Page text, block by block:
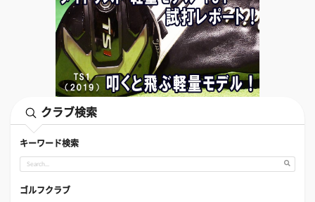
クラブ検索
キーワード検索
ゴルフクラブ